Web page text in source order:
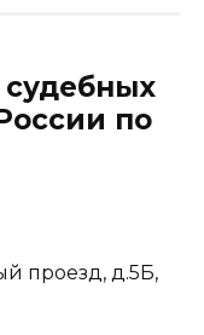
по
проезд, д.5Б,